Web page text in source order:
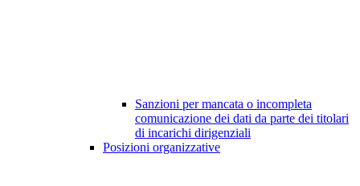
Sanzioni per mancata o incompleta
comunicazione dei dati da parte dei titolari
di incarichi dirigenziali
Posizioni organizzative